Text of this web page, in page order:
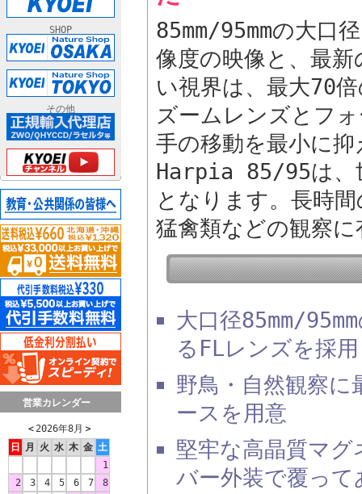
SHOP
その他
営業カレンダー
＜ 2026年8月 ＞
日
月 火 水 木 金 土
1
2
3 4 5 6 7
8
85mm/95mmの大口
像度の映像と、最
い視界は、最大70
ズームレンズとフ
手の移動を最小に
Harpia 85/95は、
となります。長時
猛禽類などの観察
大口径85mm/
るFLレンズを採
野鳥・自然観察
ースを用意
堅牢な高晶質マ
バー外装で覆って